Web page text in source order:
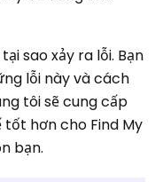
sao xảy ra lỗi. Bạn
lỗi này và cách
tôi sẽ cung cấp
hơn cho Find My
bạn.